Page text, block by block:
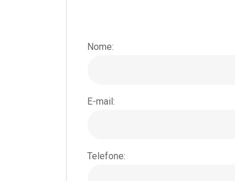
Nome:
E-mail:
Telefone: